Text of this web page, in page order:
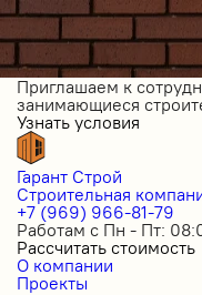
Приглашаем к
занимающиеся
Узнать условия
Гарант Строй
Строительная
+7 (969) 966-81-79
Работам с Пн - Пт:
Рассчитать стоимость
О компании
Проекты